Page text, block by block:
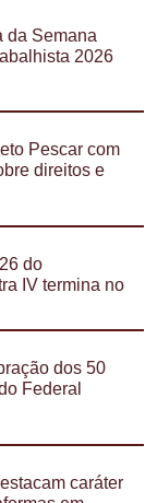
da Semana
2026
Pescar com
direitos e
do
IV termina no
dos 50
Federal
caráter